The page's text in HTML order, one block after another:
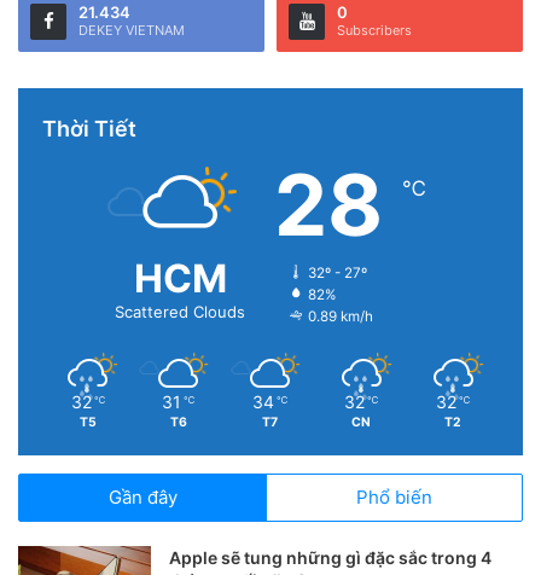
21.434
DEKEY VIETNAM
0
Subscribers
Thời Tiết
HCM
Scattered Clouds
28 ℃
32º - 27º
82%
0.89 km/h
32 ℃
T5
31 ℃
T6
34 ℃
T7
32 ℃
CN
32 ℃
T2
Gần đây Phổ biến
Apple sẽ tung những gì đặc sắc trong 4